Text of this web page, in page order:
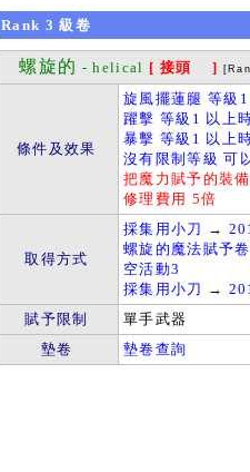
Rank 3 級卷
螺旋的 - helical [ 接頭 ]
條件及效果
旋風擺蓮腿 等級
躍擊 等級1 以上
暴擊 等級1 以上
沒有限制等級 可
把魔力賦予的裝
修理費用 5倍
取得方式
採集用小刀 →
螺旋的魔法賦予
空活動3
採集用小刀 →
賦予限制
單手武器
墊卷
墊卷查詢